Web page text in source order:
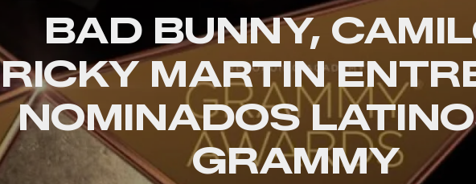
BAD BUNNY,
RICKY MARTIN
NOMINADOS
GRAMMY